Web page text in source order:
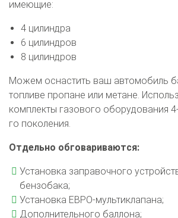
имеющие:
4 цилиндра
6 цилиндров
8 цилиндров
Можем оснастить ваш автомобиль
топливе пропане или метане.
комплекты газового оборудования
го поколения.
Отдельно обговариваются:
Установка заправочного
бензобака;
Установка ЕВРО-мультиклапана;
Дополнительного баллона;